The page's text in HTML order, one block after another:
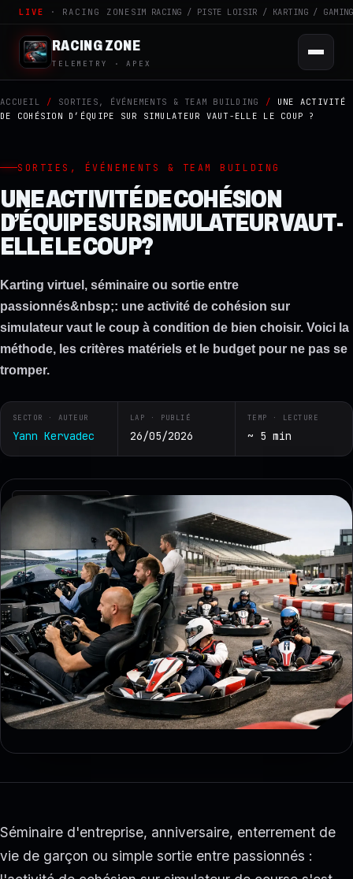
LIVE · RACING ZONE SIM RACING / PISTE LOISIR / KARTING / GAMING
RACING ZONE
TELEMETRY · APEX
ACCUEIL / SORTIES, ÉVÉNEMENTS & TEAM BUILDING /
UNE ACTIVITÉ
DE COHÉSION D’ÉQUIPE SUR SIMULATEUR VAUT-ELLE LE COUP ?
SORTIES, ÉVÉNEMENTS & TEAM BUILDING
UNE ACTIVITÉ DE COHÉSION
D’ÉQUIPE SUR SIMULATEUR VAUT-
ELLE LE COUP ?
Karting virtuel, séminaire ou sortie entre
passionnés&nbsp;: une activité de cohésion sur
simulateur vaut le coup à condition de bien choisir. Voici la
méthode, les critères matériels et le budget pour ne pas se
tromper.
SECTOR · AUTEUR
Yann Kervadec
LAP · PUBLIÉ
26/05/2026
TEMP · LECTURE
~ 5 min
RZ · TELEMETRY
Séminaire d'entreprise, anniversaire, enterrement de
vie de garçon ou simple sortie entre passionnés :